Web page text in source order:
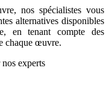
nos spécialistes vous
alternatives disponibles
en tenant compte des
chaque œuvre.
experts